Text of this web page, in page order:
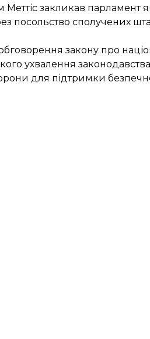
закликав парламент
посольство сполучених
закону про
ухвалення
для підтримки